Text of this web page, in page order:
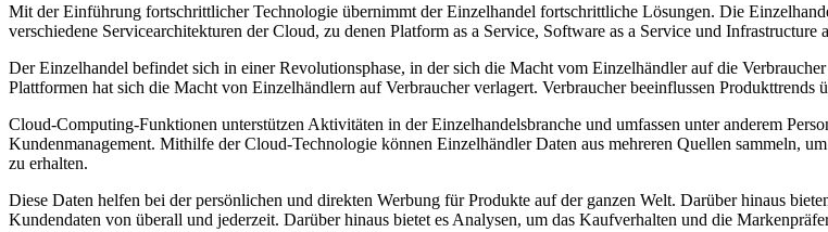
Mit der Einführung fortschrittlicher Technologie übernimmt der Einzelhandel fortschrittliche Lösungen. Die
verschiedene Servicearchitekturen der Cloud, zu denen Platform as a Service, Software as a Service und Infrastructure
Der Einzelhandel befindet sich in einer Revolutionsphase, in der sich die Macht vom Einzelhändler auf die
Plattformen hat sich die Macht von Einzelhändlern auf Verbraucher verlagert. Verbraucher beeinflussen
Cloud-Computing-Funktionen unterstützen Aktivitäten in der Einzelhandelsbranche und umfassen unter anderem
Kundenmanagement. Mithilfe der Cloud-Technologie können Einzelhändler Daten aus mehreren Quellen sammeln,
zu erhalten.
Diese Daten helfen bei der persönlichen und direkten Werbung für Produkte auf der ganzen Welt. Darüber hinaus
Kundendaten von überall und jederzeit. Darüber hinaus bietet es Analysen, um das Kaufverhalten und die